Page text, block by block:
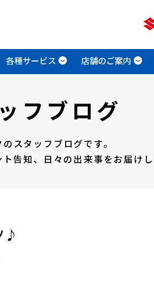
各種サービス 店舗のご案内
フブログ
スタッフブログです。
告知、
日々の出来事をお届けし
♪